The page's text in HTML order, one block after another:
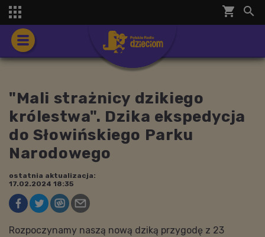
shopping_cart 

"Mali strażnicy dzikiego
królestwa". Dzika ekspedycja
do Słowińskiego Parku
Narodowego
ostatnia aktualizacja:
17.02.2024 18:35
Rozpoczynamy naszą nową dziką przygodę z 23